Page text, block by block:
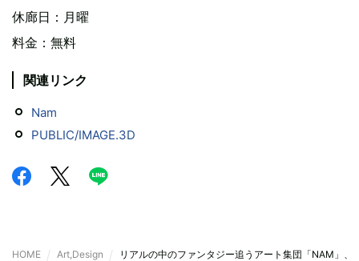
休廊日：月曜
料金：無料
関連リンク
Nam
PUBLIC/IMAGE.3D
HOME Art,Design リアルの中のファンタジー追うアート集団「NAM」